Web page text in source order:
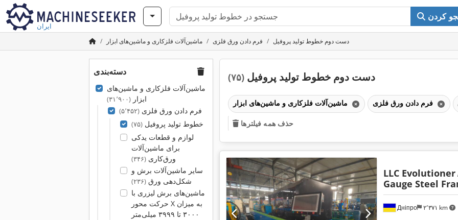
ایران
کردن
ماشین‌آلات فلزکاری و ماشین‌های ابزار فرم دادن ورق فلزی دست دوم خطوط تولید پروفیل
دسته‌بندی
ماشین‌آلات فلزکاری و ماشین‌های
ابزار(۳۱٬۹۰۰)
فرم دادن ورق فلزی(۵٬۴۵۲)
خطوط تولید پروفیل(۷۵)
لوازم و قطعات یدکی
برای ماشین‌آلات
ورق‌کاری(۳۴۶)
سایر ماشین‌آلات برش و
شکل‌دهی ورق(۲۳۶)
ماشین‌های برش لیزری با
حرکت محور X به میزان
۳۰۰۰ تا ۳۹۹۹ میلی‌متر
دست دوم خطوط تولید پروفیل (۷۵)
فرم دادن ورق فلزی
حذف همه فیلترها
Дніпро ۲٬۳۷۱ km
LLC Evolutioner
Gauge Steel